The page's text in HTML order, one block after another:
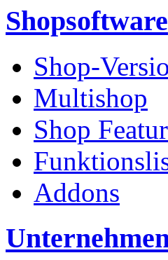
Shopsoftware
Shop-
Multishop
Shop
Addons